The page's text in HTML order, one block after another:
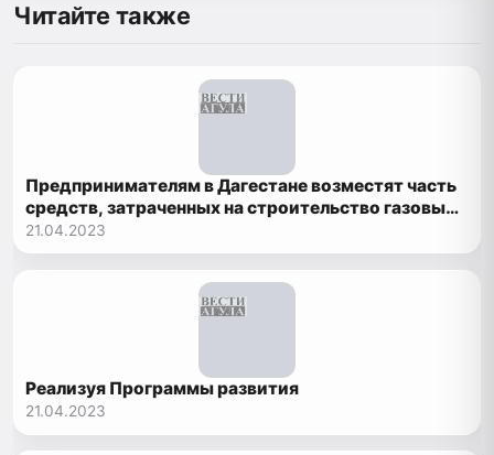
Читайте также
Предпринимателям в Дагестане возместят часть
средств, затраченных на строительство газовых
заправок
21.04.2023
Реализуя Программы развития
21.04.2023